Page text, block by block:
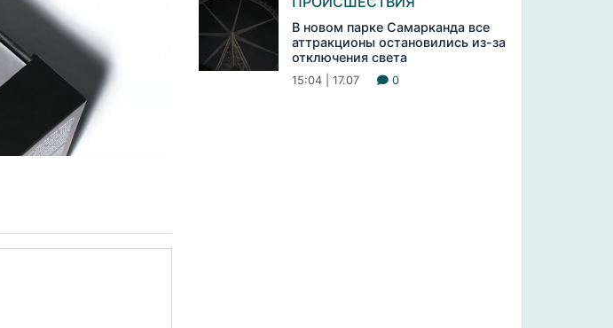
В новом парке Самарканда все
аттракционы остановились из-за
отключения света
15:04 | 17.07 0